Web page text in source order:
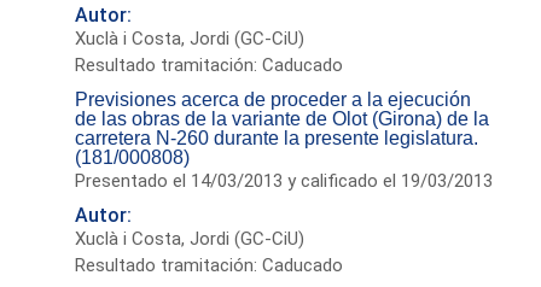
Autor:
Xuclà i Costa, Jordi (GC-CiU)
Resultado tramitación: Caducado
Previsiones acerca de proceder a la ejecución
de las obras de la variante de Olot (Girona) de la
carretera N-260 durante la presente legislatura.
(181/000808)
Presentado el 14/03/2013 y calificado el 19/03/2013
Autor:
Xuclà i Costa, Jordi (GC-CiU)
Resultado tramitación: Caducado